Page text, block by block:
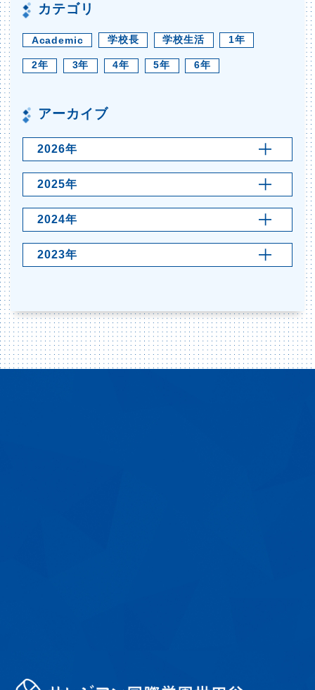
カテゴリ
Academic 学校長 学校生活 1年
2年 3年 4年 5年 6年
アーカイブ
2026年
2025年
2024年
2023年